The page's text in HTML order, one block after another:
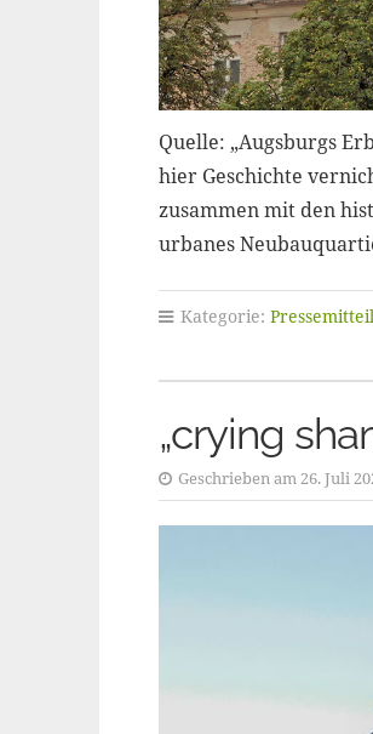
Quelle: „Augsburgs
hier Geschichte
zusammen mit den
urbanes
Kategorie:
„crying
Geschrieben am 26. Juli